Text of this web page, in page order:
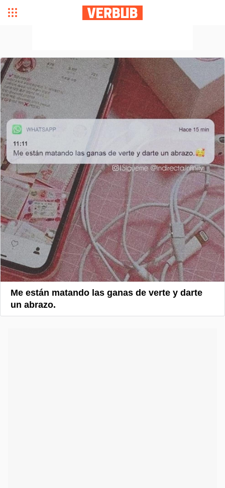
Me están matando las ganas de verte y darte
un abrazo.